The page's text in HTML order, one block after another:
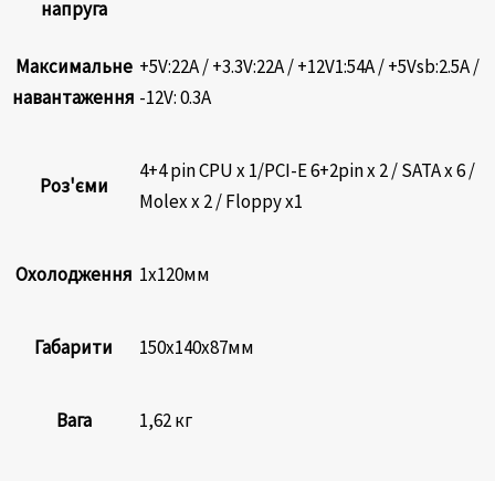
напруга
Максимальне
навантаження
+5V:22А / +3.3V:22А / +12V1:54А / +5Vsb:2.5A /
-12V: 0.3А
Роз'єми
4+4 pin CPU x 1/PCI-E 6+2pin x 2 / SATA x 6 /
Molex x 2 / Floppy x1
Охолодження 1х120мм
Габарити 150х140х87мм
Вага 1,62 кг